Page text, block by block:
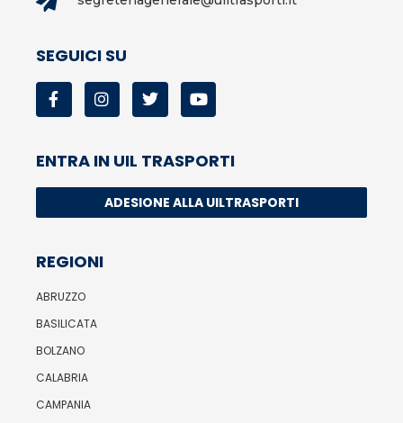
SEGUICI SU
ENTRA IN UIL TRASPORTI
ADESIONE ALLA UILTRASPORTI
REGIONI
ABRUZZO
BASILICATA
BOLZANO
CALABRIA
CAMPANIA